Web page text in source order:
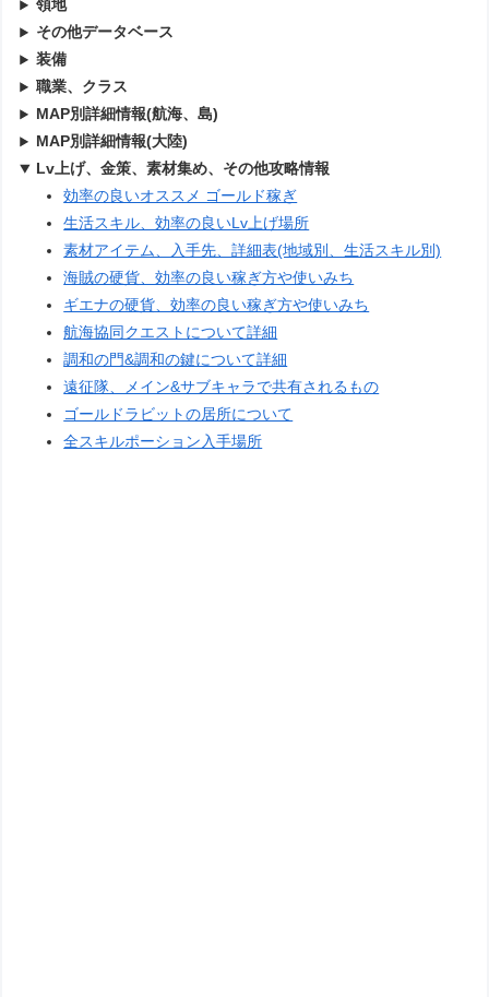
領地
その他データベース
装備
職業、クラス
MAP別詳細情報(航海、島)
MAP別詳細情報(大陸)
Lv上げ、金策、素材集め、その他攻略情報
効率の良いオススメ ゴールド稼ぎ
生活スキル、効率の良いLv上げ場所
素材アイテム、入手先、詳細表(地域別、生活スキル別)
海賊の硬貨、効率の良い稼ぎ方や使いみち
ギエナの硬貨、効率の良い稼ぎ方や使いみち
航海協同クエストについて詳細
調和の門&調和の鍵について詳細
遠征隊、メイン&サブキャラで共有されるもの
ゴールドラビットの居所について
全スキルポーション入手場所